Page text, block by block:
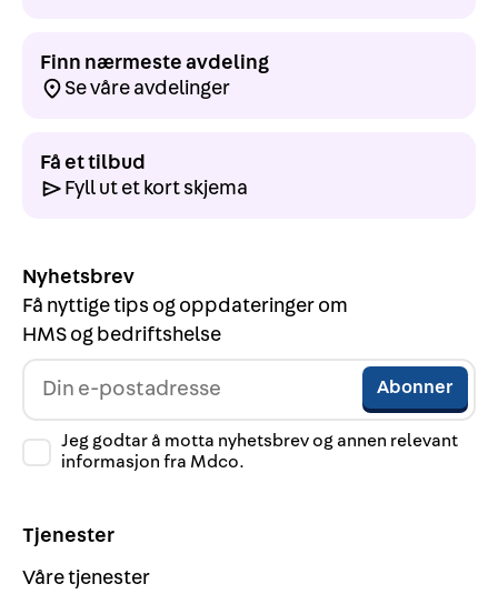
Finn nærmeste avdeling
Se våre avdelinger
Få et tilbud
Fyll ut et kort skjema
Nyhetsbrev
Få nyttige tips og oppdateringer om
HMS og bedriftshelse
Jeg godtar å motta nyhetsbrev og annen relevant
informasjon fra Mdco.
Tjenester
Våre tjenester